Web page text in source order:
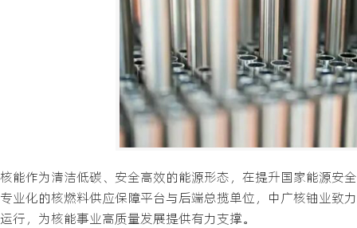
核能作为清洁低碳、安全高效的能源形态，在提升国家能源安
专业化的核燃料供应保障平台与后端总揽单位，中广核铀业致
运行，为核能事业高质量发展提供有力支撑。